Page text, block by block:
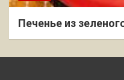
Печенье из